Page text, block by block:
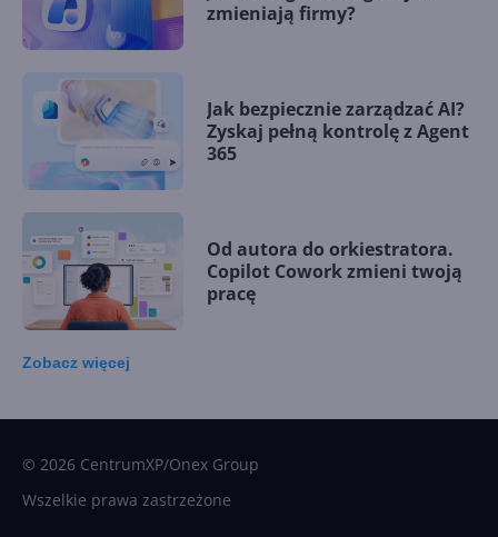
zmieniają firmy?
Jak bezpiecznie zarządzać AI?
Zyskaj pełną kontrolę z Agent
365
Od autora do orkiestratora.
Copilot Cowork zmieni twoją
pracę
Zobacz więcej
© 2026 CentrumXP/Onex Group
Wszelkie prawa zastrzeżone